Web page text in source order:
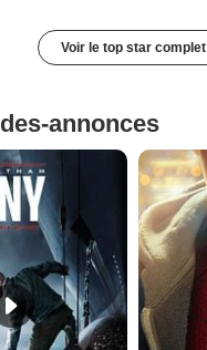
Voir le top star complet
annonces